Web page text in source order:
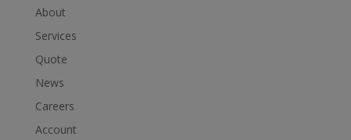
About
Services
Quote
News
Careers
Account